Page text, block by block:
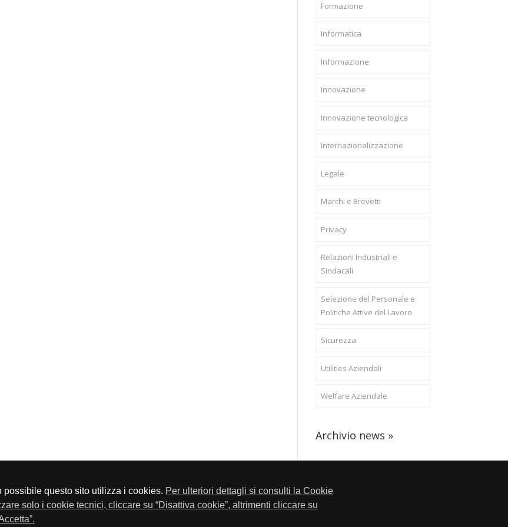
possibile questo sito utilizza i cookies. Per ulteriori dettagli si consulti la Cookie
solo i cookie tecnici, cliccare su “Disattiva cookie”, altrimenti cliccare su
Formazione
Informatica
Informazione
Innovazione
Innovazione tecnologica
Internazionalizzazione
Legale
Marchi e Brevetti
Privacy
Relazioni Industriali e
Sindacali
Selezione del Personale e
Politiche Attive del Lavoro
Sicurezza
Utilities Aziendali
Welfare Aziendale
Archivio news »
- Telefono 030-23076 - Fax 030-2304108